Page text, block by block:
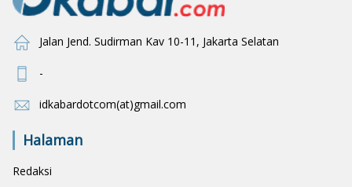
Jalan Jend. Sudirman Kav 10-11, Jakarta Selatan
-
idkabardotcom(at)gmail.com
Halaman
Redaksi